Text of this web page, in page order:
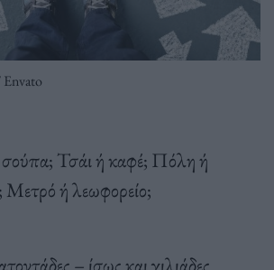
Τσάι ή καφέ; Πόλη ή
Μετρό ή λεωφορείο;
– ίσως και χιλιάδες